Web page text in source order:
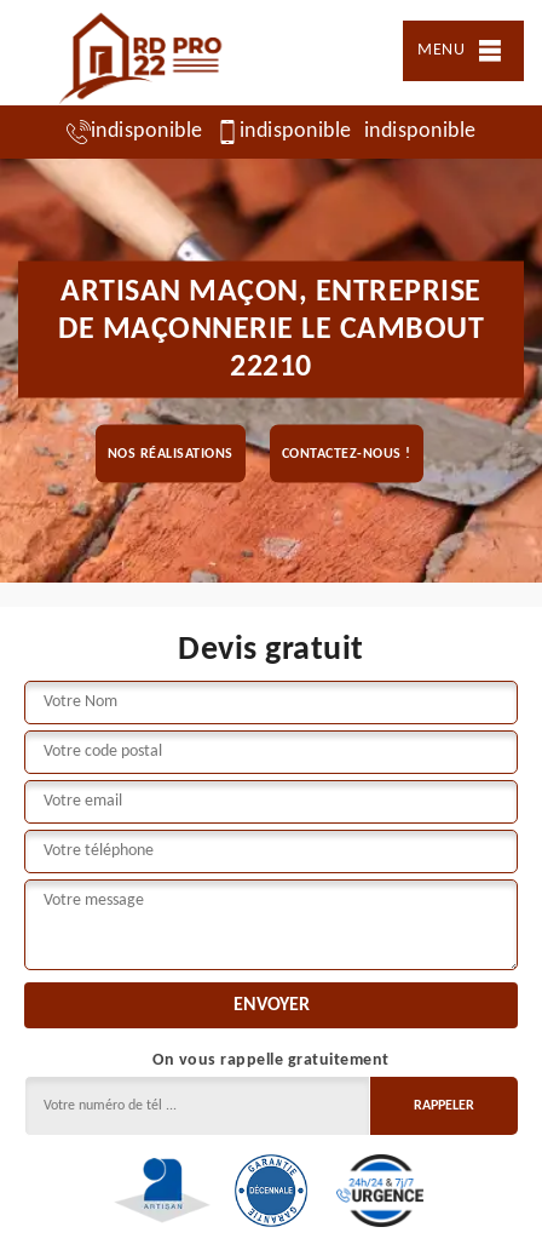
MENU
indisponible indisponible indisponible
ARTISAN MAÇON, ENTREPRISE
DE MAÇONNERIE LE CAMBOUT
22210
NOS RÉALISATIONS CONTACTEZ-NOUS !
Devis gratuit
On vous rappelle gratuitement